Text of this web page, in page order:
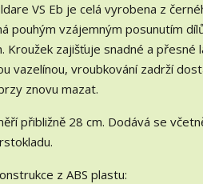
VS Eb je celá vyrobena z
pouhým vzájemným posunutím
Kroužek zajišťuje snadné a
vazelínou, vroubkování zadrží
znovu mazat.
přibližně 28 cm. Dodává se
z ABS plastu: